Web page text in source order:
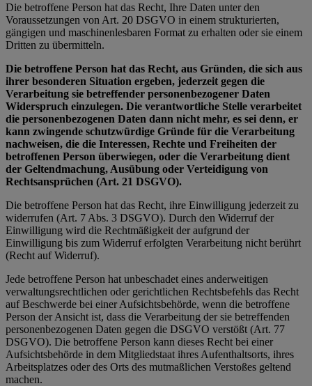
Die betroffene Person hat das Recht, Ihre Daten unter den
Voraussetzungen von Art. 20 DSGVO in einem strukturierten,
gängigen und maschinenlesbaren Format zu erhalten oder sie einem
Dritten zu übermitteln.
Die betroffene Person hat das Recht, aus Gründen, die sich aus
ihrer besonderen Situation ergeben, jederzeit gegen die
Verarbeitung sie betreffender personenbezogener Daten
Widerspruch einzulegen. Die verantwortliche Stelle verarbeitet
die personenbezogenen Daten dann nicht mehr, es sei denn, er
kann zwingende schutzwürdige Gründe für die Verarbeitung
nachweisen, die die Interessen, Rechte und Freiheiten der
betroffenen Person überwiegen, oder die Verarbeitung dient
der Geltendmachung, Ausübung oder Verteidigung von
Rechtsansprüchen (Art. 21 DSGVO).
Die betroffene Person hat das Recht, ihre Einwilligung jederzeit zu
widerrufen (Art. 7 Abs. 3 DSGVO). Durch den Widerruf der
Einwilligung wird die Rechtmäßigkeit der aufgrund der
Einwilligung bis zum Widerruf erfolgten Verarbeitung nicht berührt
(Recht auf Widerruf).
Jede betroffene Person hat unbeschadet eines anderweitigen
verwaltungsrechtlichen oder gerichtlichen Rechtsbefehls das Recht
auf Beschwerde bei einer Aufsichtsbehörde, wenn die betroffene
Person der Ansicht ist, dass die Verarbeitung der sie betreffenden
personenbezogenen Daten gegen die DSGVO verstößt (Art. 77
DSGVO). Die betroffene Person kann dieses Recht bei einer
Aufsichtsbehörde in dem Mitgliedstaat ihres Aufenthaltsorts, ihres
Arbeitsplatzes oder des Orts des mutmaßlichen Verstoßes geltend
machen.